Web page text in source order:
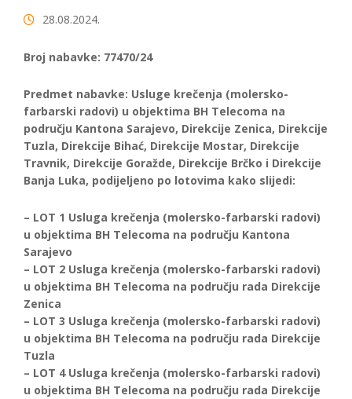
28.08.2024.
Broj nabavke: 77470/24
Predmet nabavke: Usluge krečenja (molersko-
farbarski radovi) u objektima BH Telecoma na
području Kantona Sarajevo, Direkcije Zenica, Direkcije
Tuzla, Direkcije Bihać, Direkcije Mostar, Direkcije
Travnik, Direkcije Goražde, Direkcije Brčko i Direkcije
Banja Luka, podijeljeno po lotovima kako slijedi:
– LOT 1 Usluga krečenja (molersko-farbarski radovi)
u objektima BH Telecoma na području Kantona
Sarajevo
– LOT 2 Usluga krečenja (molersko-farbarski radovi)
u objektima BH Telecoma na području rada Direkcije
Zenica
– LOT 3 Usluga krečenja (molersko-farbarski radovi)
u objektima BH Telecoma na području rada Direkcije
Tuzla
– LOT 4 Usluga krečenja (molersko-farbarski radovi)
u objektima BH Telecoma na području rada Direkcije